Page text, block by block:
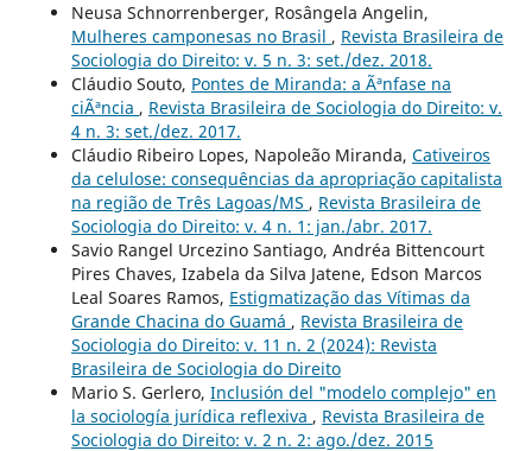
Neusa Schnorrenberger, Rosângela Angelin,
Mulheres camponesas no Brasil , Revista Brasileira de
Sociologia do Direito: v. 5 n. 3: set./dez. 2018.
Cláudio Souto, Pontes de Miranda: a Ãªnfase na
ciÃªncia , Revista Brasileira de Sociologia do Direito: v.
4 n. 3: set./dez. 2017.
Cláudio Ribeiro Lopes, Napoleão Miranda, Cativeiros
da celulose: consequências da apropriação capitalista
na região de Três Lagoas/MS , Revista Brasileira de
Sociologia do Direito: v. 4 n. 1: jan./abr. 2017.
Savio Rangel Urcezino Santiago, Andréa Bittencourt
Pires Chaves, Izabela da Silva Jatene, Edson Marcos
Leal Soares Ramos, Estigmatização das Vítimas da
Grande Chacina do Guamá , Revista Brasileira de
Sociologia do Direito: v. 11 n. 2 (2024): Revista
Brasileira de Sociologia do Direito
Mario S. Gerlero, Inclusión del "modelo complejo" en
la sociología jurídica reflexiva , Revista Brasileira de
Sociologia do Direito: v. 2 n. 2: ago./dez. 2015